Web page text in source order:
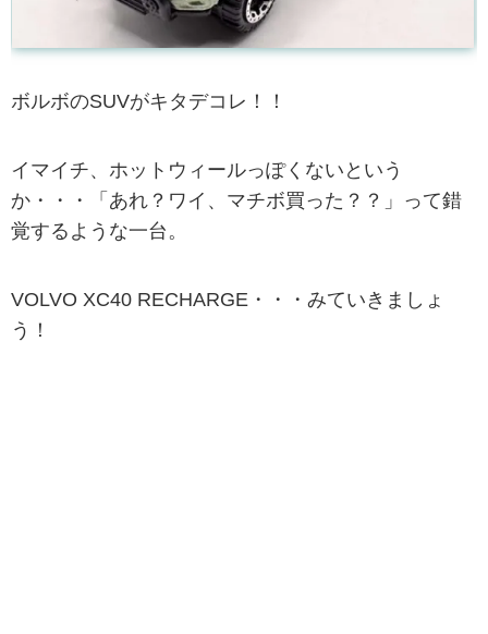
ボルボのSUVがキタデコレ！！
イマイチ、ホットウィールっぽくないという
か・・・「あれ？ワイ、マチボ買った？？」って錯
覚するような一台。
VOLVO XC40 RECHARGE・・・みていきましょ
う！